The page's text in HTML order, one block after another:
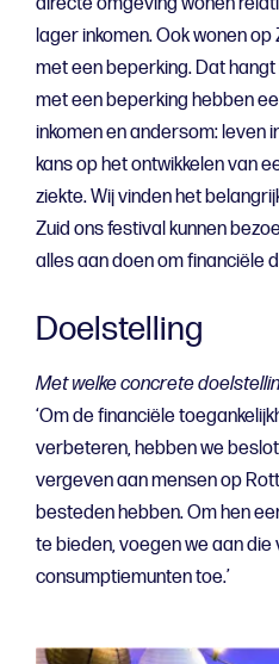
lager inkomen. Ook wonen
met een beperking. Dat
met een beperking hebben
inkomen en andersom: leven
kans op het ontwikkelen van
ziekte. Wij vinden het
Zuid ons festival kunnen
alles aan doen om financiële
Doelstelling
Met welke concrete
‘Om de financiële
verbeteren, hebben we
vergeven aan mensen op
besteden hebben. Om hen
te bieden, voegen we aan die
consumptiemunten toe.’